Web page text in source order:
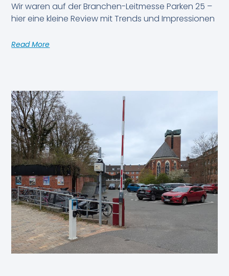
Wir waren auf der Branchen-Leitmesse Parken 25 –
hier eine kleine Review mit Trends und Impressionen
Read More